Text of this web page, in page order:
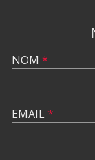
NOM *
EMAIL*